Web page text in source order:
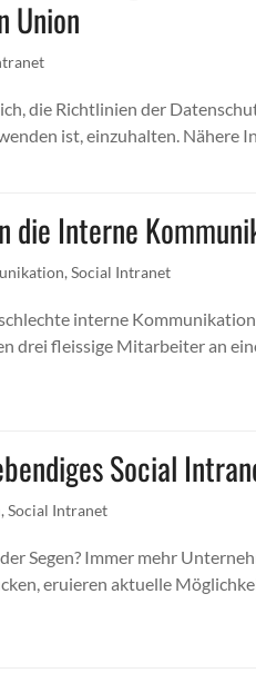
Union
die Richtlinien der
ist, einzuhalten. Nähere
die Interne
, Social Intranet
interne
drei fleissige Mitarbeiter an
Social
, Social Intranet
Segen? Immer mehr
eruieren aktuelle